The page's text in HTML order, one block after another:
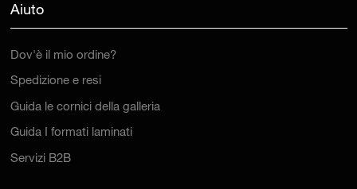
Aiuto
Dov'è il mio ordine?
Spedizione e resi
Guida le cornici della galleria
Guida I formati laminati
Servizi B2B